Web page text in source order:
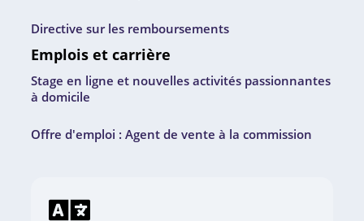
Directive sur les remboursements
Emplois et carrière
Stage en ligne et nouvelles activités passionnantes
à domicile
Offre d'emploi : Agent de vente à la commission